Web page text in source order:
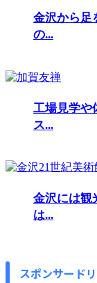
金沢から足
の...
工場見学や
ス...
金沢には観
は...
スポンサード